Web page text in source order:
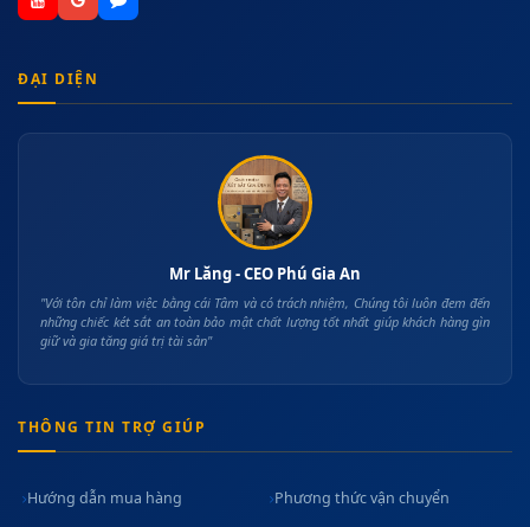
ĐẠI DIỆN
Mr Lăng - CEO Phú Gia An
"Với tôn chỉ làm việc bằng cái Tâm và có trách nhiệm, Chúng tôi luôn đem đến
những chiếc két sắt an toàn bảo mật chất lượng tốt nhất giúp khách hàng gìn
giữ và gia tăng giá trị tài sản"
THÔNG TIN TRỢ GIÚP
Hướng dẫn mua hàng Phương thức vận chuyển